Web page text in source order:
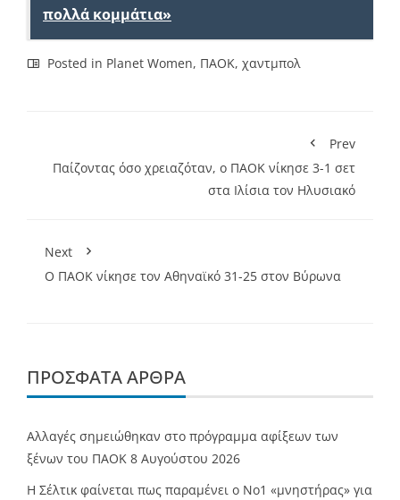
πολλά κομμάτια»
Posted in Planet Women, ΠΑΟΚ, χαντμπολ
Prev
Παίζοντας όσο χρειαζόταν, ο ΠΑΟΚ νίκησε 3-1 σετ
στα Ιλίσια τον Ηλυσιακό
Next
Ο ΠΑΟΚ νίκησε τον Αθηναϊκό 31-25 στον Βύρωνα
ΠΡΌΣΦΑΤΑ ΆΡΘΡΑ
Αλλαγές σημειώθηκαν στο πρόγραμμα αφίξεων των
ξένων του ΠΑΟΚ 8 Αυγούστου 2026
Η Σέλτικ φαίνεται πως παραμένει ο Νο1 «μνηστήρας» για